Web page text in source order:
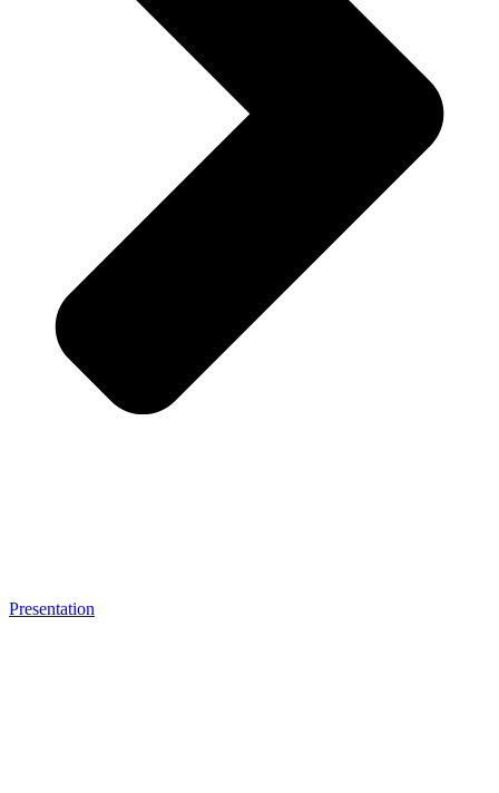
Presentation